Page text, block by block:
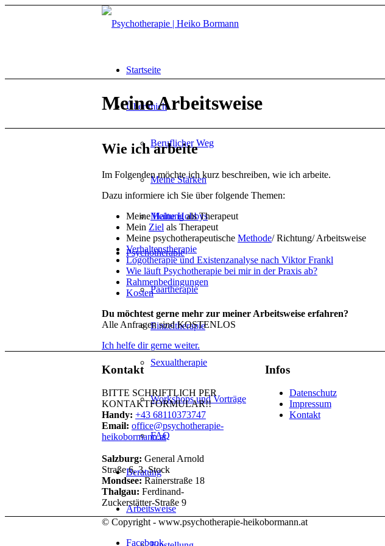
Startseite
Über mich
Beruflicher Weg
Meine Stärken
Meine Hobbys
Psychotherapie
Paartherapie
Einzeltherapie
Sexualtherapie
Workshops und Vorträge
FAQ
Beratung
Arbeitsweise
Meine Arbeitsweise
Wie ich arbeite
Im Folgenden möchte ich kurz beschreiben, wie ich arbeite.
Dazu informiere ich Sie über folgende Themen:
MeineHaltungals Therapeut
Mein Ziel als Therapeut
Meine psychotherapeutische Methode/ Richtung/ Arbeitsweise
Verhaltenstherapie
Logotherapie und Existenzanalyse nach Viktor Frankl
Wie läuft Psychotherapie bei mir in der Praxis ab?
Rahmenbedingungen
Kosten
Du möchtest gerne mehr zur meiner Arbeitsweise erfahren?
Alle Anfragen sind KOSTENLOS
Ich helfe dir gerne weiter.
Kontakt
BITTE SCHRIFTLICH PER
KONTAKTFORMULAR!!
Handy: +43 68110373747
Email: office@psychotherapie-
heikobormann.at
Salzburg: General Arnold
Straße 6, 3. Stock
Mondsee: Rainerstraße 18
Thalgau: Ferdinand-
Zuckerstätter-Straße 9
Infos
Datenschutz
Impressum
Kontakt
© Copyright - www.psychotherapie-heikobormann.at
Facebook